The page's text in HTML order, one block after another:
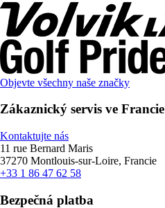
Objevte všechny naše značky
Zákaznický servis ve Francie
Kontaktujte nás
11 rue Bernard Maris
37270 Montlouis-sur-Loire, Francie
+33 1 86 47 62 58
Bezpečná platba